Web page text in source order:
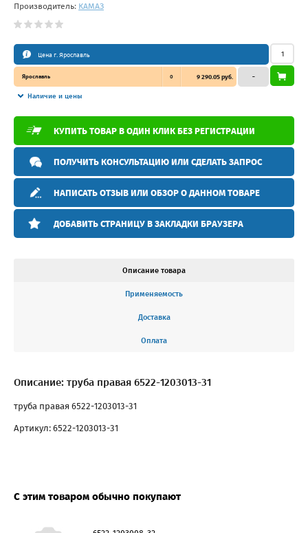
Производитель: КАМАЗ
Цена г. Ярославль
Ярославль 0 9 290.05 руб.
Наличие и цены
–
КУПИТЬ ТОВАР В ОДИН КЛИК БЕЗ РЕГИСТРАЦИИ
ПОЛУЧИТЬ КОНСУЛЬТАЦИЮ ИЛИ СДЕЛАТЬ ЗАПРОС
НАПИСАТЬ ОТЗЫВ ИЛИ ОБЗОР О ДАННОМ ТОВАРЕ
ДОБАВИТЬ СТРАНИЦУ В ЗАКЛАДКИ БРАУЗЕРА
Описание товара
Применяемость
Доставка
Оплата
Описание: труба правая 6522-1203013-31
труба правая 6522-1203013-31
Артикул: 6522-1203013-31
С этим товаром обычно покупают